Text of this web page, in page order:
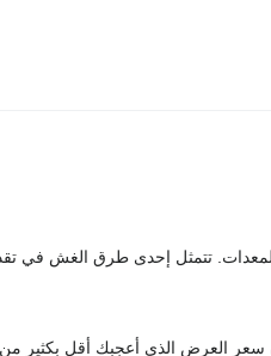
تتمثل إحدى طرق الغش في
سعر العرض الذي أعجبك أقل بكثير من